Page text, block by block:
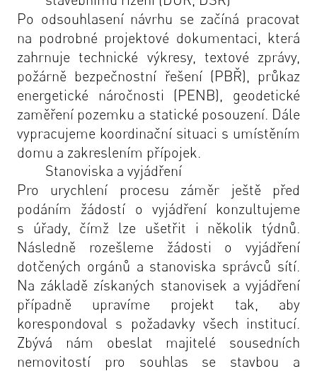
Po odsouhlasení návrhu se začíná pracovat
na podrobné projektové dokumentaci, která
zahrnuje technické výkresy, textové zprávy,
požárně bezpečnostní řešení (PBŘ), průkaz
energetické náročnosti (PENB), geodetické
zaměření pozemku a statické posouzení. Dále
vypracujeme koordinační situaci s umístěním
domu a zakreslením přípojek.
Stanoviska a vyjádření
Pro urychlení procesu záměr ještě před
podáním žádostí o vyjádření konzultujeme
s úřady, čímž lze ušetřit i několik týdnů.
Následně rozešleme žádosti o vyjádření
dotčených orgánů a stanoviska správců sítí.
Na základě získaných stanovisek a vyjádření
případně upravíme projekt tak, aby
korespondoval s požadavky všech institucí.
Zbývá nám obeslat majitelé sousedních
nemovitostí pro souhlas se stavbou a